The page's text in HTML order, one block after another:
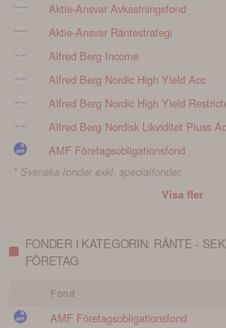
Aktie-Ansvar Avkastningsfond
Aktie-Ansvar Räntestrategi
Alfred Berg Income
Alfred Berg Nordic High Yield Acc
Alfred Berg Nordic High Yield
Alfred Berg Nordisk Likviditet Pluss
AMF Företagsobligationsfond
* Svenska fonder exkl. specialfonder.
Visa fler
FONDER I KATEGORIN: RÄNTE -
FÖRETAG
Fond
AMF Företagsobligationsfond